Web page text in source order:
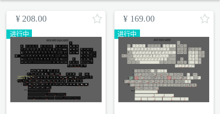
¥ 208.00
进行中
¥ 169.00
进行中